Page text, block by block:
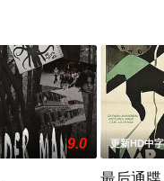
等演员精彩演绎
至豆瓣电影、电视猫
9.0 更新HD中字